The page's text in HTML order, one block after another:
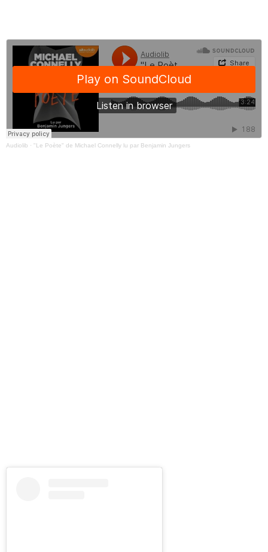
Audiolib · "Le Poète" de Michael Connelly lu par Benjamin Jungers